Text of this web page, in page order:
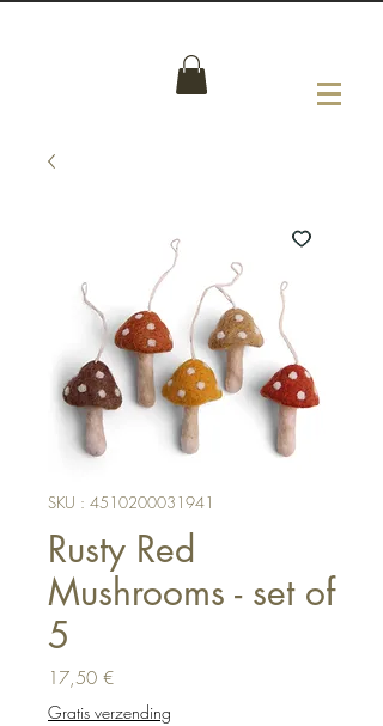
SKU : 4510200031941
Rusty Red
Mushrooms - set of
5
17,50 €Prix
Gratis verzending